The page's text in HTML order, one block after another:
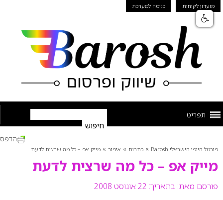
מועדון לקוחות כניסה למערכת
תפריט
פורטל היופי הישראלי Barosh » כתבות » איפור » מייק אפ – כל מה שרצית לדעת
מייק אפ – כל מה שרצית לדעת
פורסם מאת: בתאריך: 22 אוגוסט 2008
הדפס